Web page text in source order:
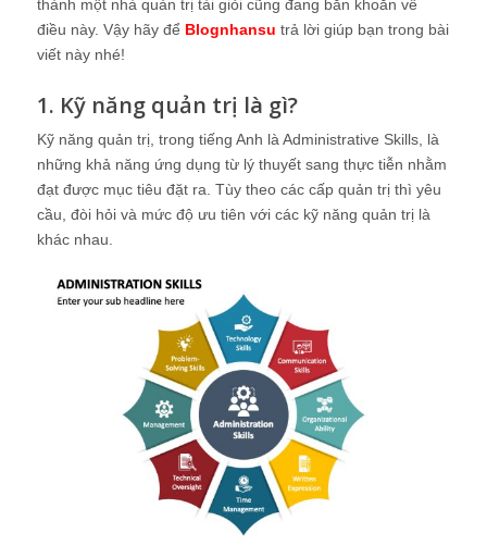
thành một nhà quản trị tài giỏi cũng đang băn khoăn về
điều này. Vậy hãy để Blognhansu trả lời giúp bạn trong bài
viết này nhé!
1. Kỹ năng quản trị là gì?
Kỹ năng quản trị, trong tiếng Anh là Administrative Skills, là
những khả năng ứng dụng từ lý thuyết sang thực tiễn nhằm
đạt được mục tiêu đặt ra. Tùy theo các cấp quản trị thì yêu
cầu, đòi hỏi và mức độ ưu tiên với các kỹ năng quản trị là
khác nhau.